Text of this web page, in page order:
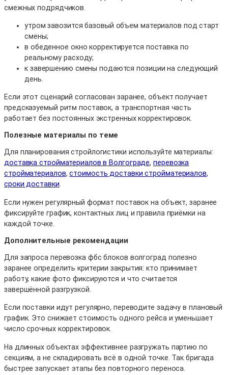
смежных подрядчиков.
утром завозится базовый объем материалов под старт
смены;
в обеденное окно корректируется поставка по
реальному расходу;
к завершению смены подаются позиции на следующий
день.
Если этот сценарий согласован заранее, объект получает
предсказуемый ритм поставок, а транспортная часть
работает без постоянных экстренных корректировок.
Полезные материалы по теме
Для планирования стройлогистики используйте материалы:
доставка стройматериалов в Волгограде,перевозка
стройматериалов,стоимость доставки стройматериалов,
сроки доставки.
Если нужен регулярный формат поставок на объект, заранее
фиксируйте график, контактных лиц и правила приёмки на
каждой точке.
Дополнительные рекомендации
Для запроса перевозка фбс блоков волгоград полезно
заранее определить критерии закрытия: кто принимает
работу, какие фото фиксируются и что считается
завершённой разгрузкой.
Если поставки идут регулярно, переводите задачу в плановый
график. Это снижает стоимость одного рейса и уменьшает
число срочных корректировок.
На длинных объектах эффективнее разгружать партию по
секциям, а не складировать всё в одной точке. Так бригада
быстрее запускает этапы без повторного переноса.